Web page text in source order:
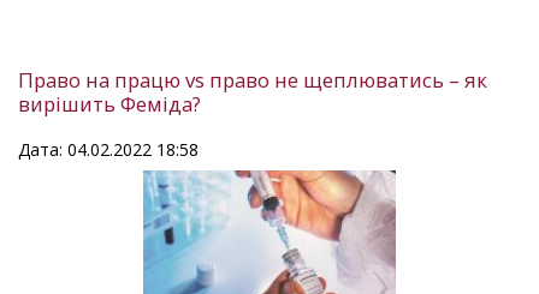
Право на працю vs право не щеплюватись – як
вирішить Феміда?
Дата: 04.02.2022 18:58